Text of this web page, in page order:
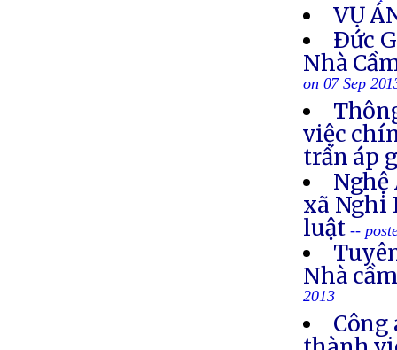
VỤ
Ðức
Nhà
on 07 Sep
việc
trấn áp
Nghệ
xã Nghi
luật--
Nhà
2013